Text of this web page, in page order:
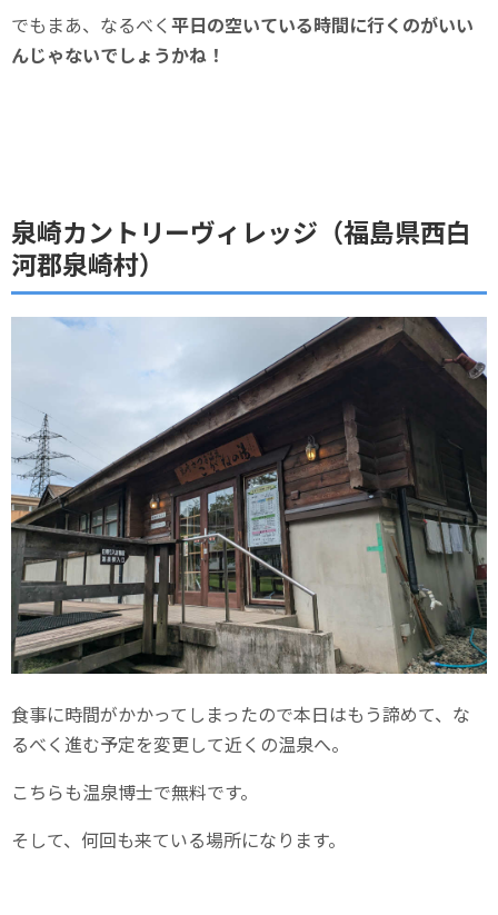
でもまあ、なるべく 平日の空いている時間に行くのがいい
んじゃないでしょうかね！
泉崎カントリーヴィレッジ（福島県西白
河郡泉崎村）
食事に時間がかかってしまったので本日はもう諦めて、な
るべく進む予定を変更して近くの温泉へ。
こちらも温泉博士で無料です。
そして、何回も来ている場所になります。